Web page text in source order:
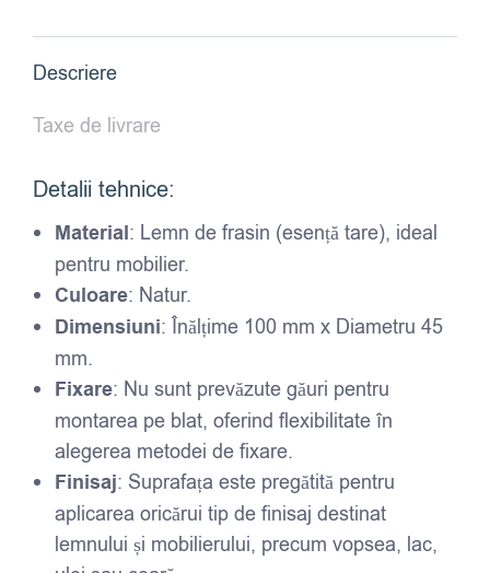
10*4,5
cm
Descriere
Taxe de livrare
Detalii tehnice:
Material: Lemn de frasin (esență tare), ideal
pentru mobilier.
Culoare: Natur.
Dimensiuni: Înălțime 100 mm x Diametru 45
mm.
Fixare: Nu sunt prevăzute găuri pentru
montarea pe blat, oferind flexibilitate în
alegerea metodei de fixare.
Finisaj: Suprafața este pregătită pentru
aplicarea oricărui tip de finisaj destinat
lemnului și mobilierului, precum vopsea, lac,